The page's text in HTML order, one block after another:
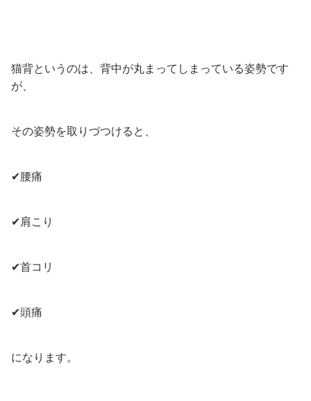
猫背というのは、背中が丸まってしまっている姿勢です
が、
その姿勢を取りづつけると、
✔腰痛
✔肩こり
✔首コリ
✔頭痛
になります。